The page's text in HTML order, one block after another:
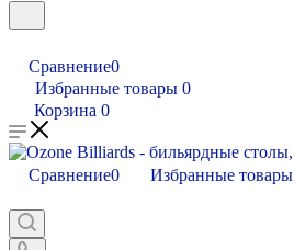
Сравнение0
Избранные товары 0
Корзина 0
Сравнение0 Избранные товары